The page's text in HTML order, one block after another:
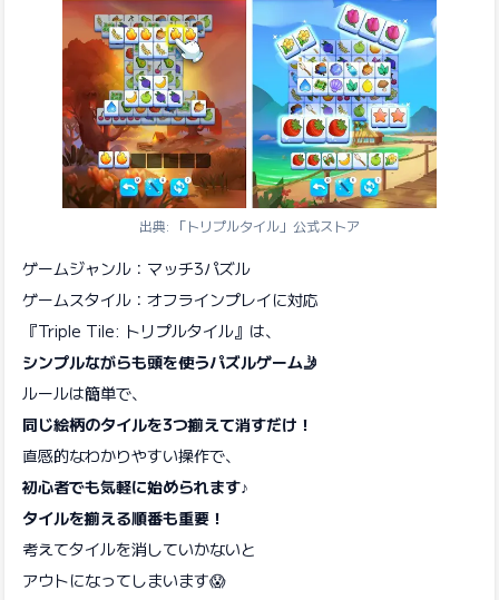
出典: 「トリプルタイル」公式ストア
ゲームジャンル：マッチ3パズル
ゲームスタイル：オフラインプレイに対応
『Triple Tile: トリプルタイル』は、
シンプルながらも頭を使うパズルゲーム🤳
ルールは簡単で、
同じ絵柄のタイルを3つ揃えて消すだけ！
直感的なわかりやすい操作で、
初心者でも気軽に始められます♪
タイルを揃える順番も重要！
考えてタイルを消していかないと
アウトになってしまいます😱